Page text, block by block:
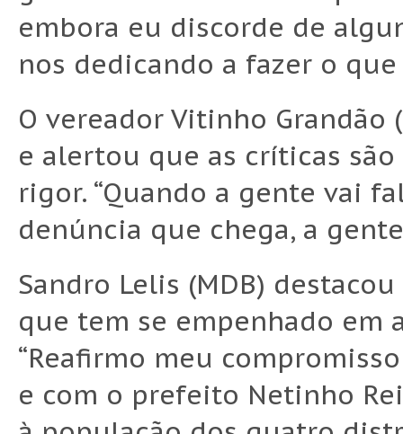
embora eu discorde de
nos dedicando a fazer o que
O vereador Vitinho Grandão
e alertou que as críticas
rigor. “Quando a gente vai
denúncia que chega, a
Sandro Lelis (MDB)
que tem se empenhado em
“Reafirmo meu
e com o prefeito Netinho